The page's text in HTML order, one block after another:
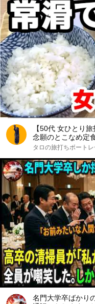
【50代 女ひとり
念願のとこなめ定
手に声援送りまし
タロの旅打ちボート
名門大学卒ばかり